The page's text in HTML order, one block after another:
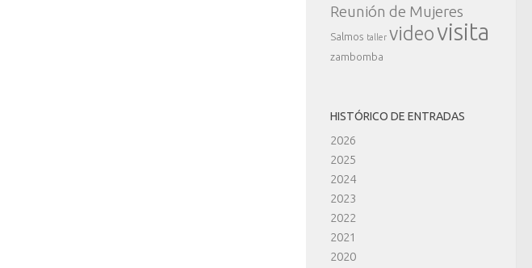
Reunión de Mujeres
Salmos taller videovisita
zambomba
HISTÓRICO DE ENTRADAS
2026
2025
2024
2023
2022
2021
2020